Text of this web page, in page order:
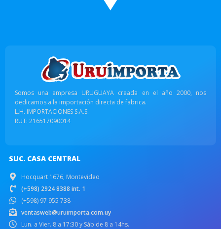
Somos una empresa URUGUAYA creada en el año 2000, nos
dedicamos a la importación directa de fabrica.
L.H. IMPORTACIONES S.A.S.
RUT: 216517090014
SUC. CASA CENTRAL
Hocquart 1676, Montevideo
(+598) 2924 8388 int. 1
(+598) 97 955 738
ventasweb@uruimporta.com.uy
Lun. a Vier. 8 a 17:30 y Sáb de 8 a 14hs.